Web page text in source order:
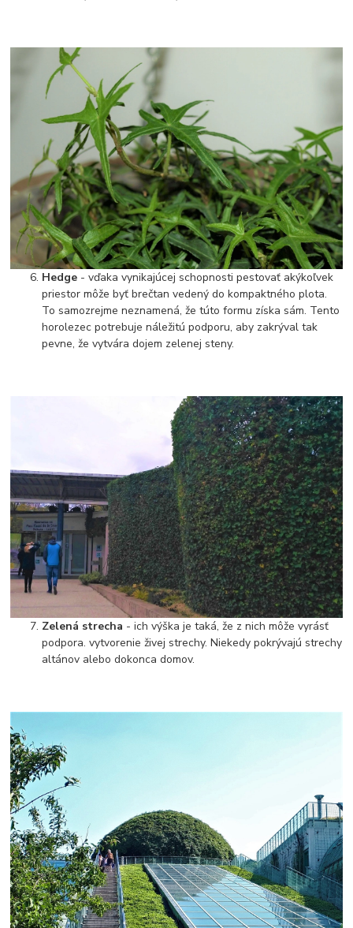
Hedge - vďaka vynikajúcej schopnosti pestovať akýkoľvek
priestor môže byť brečtan vedený do kompaktného plota.
To samozrejme neznamená, že túto formu získa sám. Tento
horolezec potrebuje náležitú podporu, aby zakrýval tak
pevne, že vytvára dojem zelenej steny.
Zelená strecha - ich výška je taká, že z nich môže vyrásť
podpora. vytvorenie živej strechy. Niekedy pokrývajú strechy
altánov alebo dokonca domov.